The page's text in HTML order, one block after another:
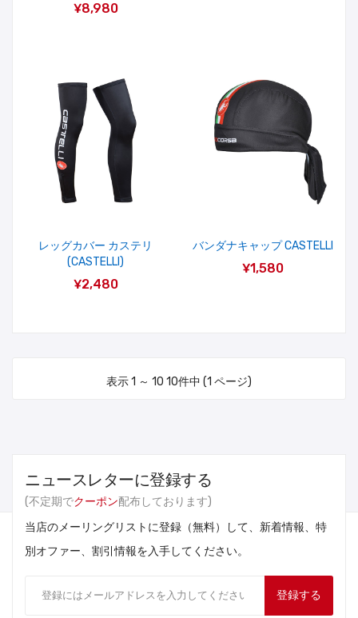
¥8,980
レッグカバー カステリ
(CASTELLI)
¥2,480
バンダナキャップ CASTELLI
¥1,580
表示 1 ～ 10 10件中 (1 ページ)
ニュースレターに登録する
(不定期でクーポン配布しております)
当店のメーリングリストに登録（無料）して、新着情報、特
別オファー、割引情報を入手してください。
登録する